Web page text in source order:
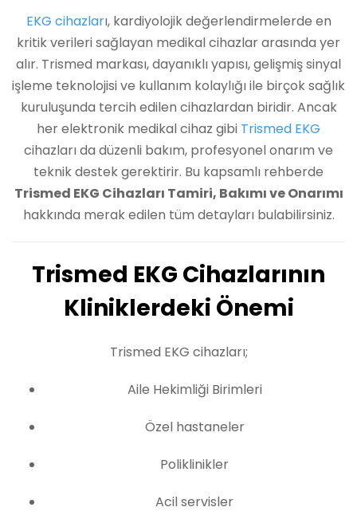
EKG cihazları, kardiyolojik değerlendirmelerde en
kritik verileri sağlayan medikal cihazlar arasında yer
alır. Trismed markası, dayanıklı yapısı, gelişmiş sinyal
işleme teknolojisi ve kullanım kolaylığı ile birçok sağlık
kuruluşunda tercih edilen cihazlardan biridir. Ancak
her elektronik medikal cihaz gibi Trismed EKG
cihazları da düzenli bakım, profesyonel onarım ve
teknik destek gerektirir. Bu kapsamlı rehberde
Trismed EKG Cihazları Tamiri, Bakımı ve Onarımı
hakkında merak edilen tüm detayları bulabilirsiniz.
Trismed EKG Cihazlarının
Kliniklerdeki Önemi
Trismed EKG cihazları;
Aile Hekimliği Birimleri
Özel hastaneler
Poliklinikler
Acil servisler